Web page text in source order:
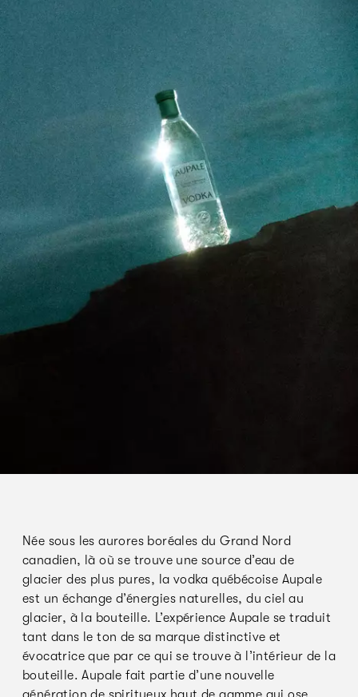
Née sous les aurores boréales du Grand Nord
canadien, là où se trouve une source d’eau de
glacier des plus pures, la vodka québécoise Aupale
est un échange d’énergies naturelles, du ciel au
glacier, à la bouteille. L’expérience Aupale se traduit
tant dans le ton de sa marque distinctive et
évocatrice que par ce qui se trouve à l’intérieur de la
bouteille. Aupale fait partie d’une nouvelle